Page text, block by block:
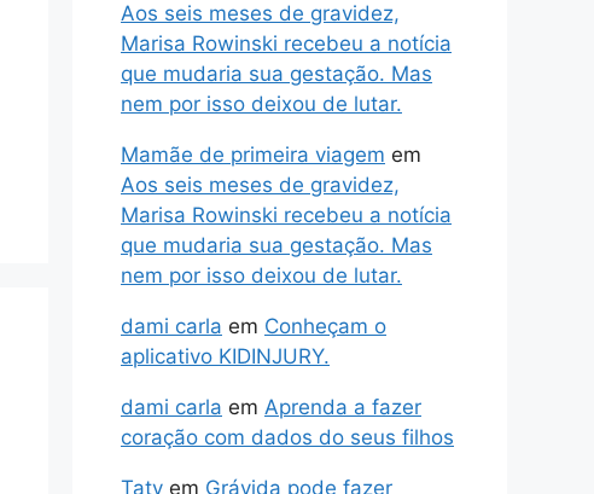
Aos seis meses de gravidez,
Marisa Rowinski recebeu a notícia
que mudaria sua gestação. Mas
nem por isso deixou de lutar.
Mamãe de primeira viagem em
Aos seis meses de gravidez,
Marisa Rowinski recebeu a notícia
que mudaria sua gestação. Mas
nem por isso deixou de lutar.
dami carla em Conheçam o
aplicativo KIDINJURY.
dami carla em Aprenda a fazer
coração com dados do seus filhos
Taty em Grávida pode fazer